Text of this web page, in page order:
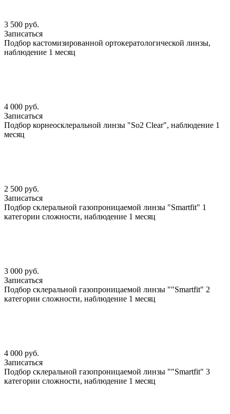
3 500 руб.
Записаться
Подбор кастомизированной ортокератологической линзы,
наблюдение 1 месяц
4 000 руб.
Записаться
Подбор корнеосклеральной линзы "So2 Clear", наблюдение 1
месяц
2 500 руб.
Записаться
Подбор склеральной газопроницаемой линзы "Smartfit" 1
категории сложности, наблюдение 1 месяц
3 000 руб.
Записаться
Подбор склеральной газопроницаемой линзы ""Smartfit" 2
категории сложности, наблюдение 1 месяц
4 000 руб.
Записаться
Подбор склеральной газопроницаемой линзы ""Smartfit" 3
категории сложности, наблюдение 1 месяц